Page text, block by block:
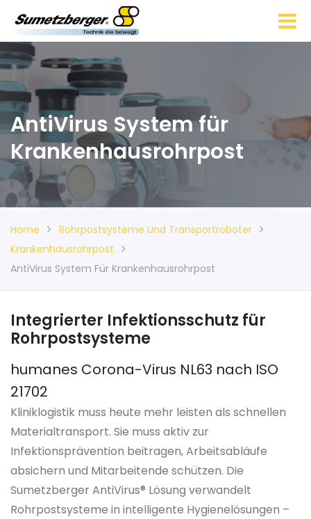
AntiVirus System für
Krankenhausrohrpost
Home
Rohrpostsysteme Und Transportroboter
Krankenhausrohrpost
AntiVirus System Für Krankenhausrohrpost
Integrierter Infektionsschutz für
Rohrpostsysteme
humanes Corona-Virus NL63 nach ISO
21702
Kliniklogistik muss heute mehr leisten als schnellen
Materialtransport. Sie muss aktiv zur
Infektionsprävention beitragen, Arbeitsabläufe
absichern und Mitarbeitende schützen. Die
Sumetzberger AntiVirus® Lösung verwandelt
Rohrpostsysteme in intelligente Hygienelösungen –